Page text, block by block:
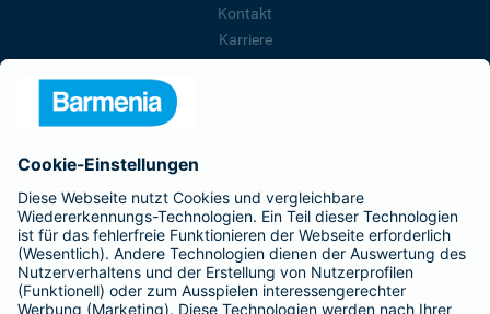
Kontakt
Karriere
Barmenia ist Teil der BarmeniaGothaer
BELIEBTE SEITEN
Kranken-Zusatzversicherung
Tierversicherungen
Haftpflichtversicherung